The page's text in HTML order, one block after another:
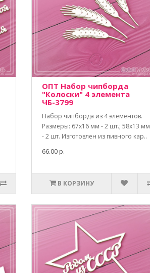
ОПТ Набор чипборда
"Колоски" 4 элемента
ЧБ-3799
Набор чипборда из 4 элементов.
Размеры: 67х16 мм - 2 шт.; 58х13 мм
- 2 шт. Изготовлен из пивного кар..
66.00 р.
В КОРЗИНУ